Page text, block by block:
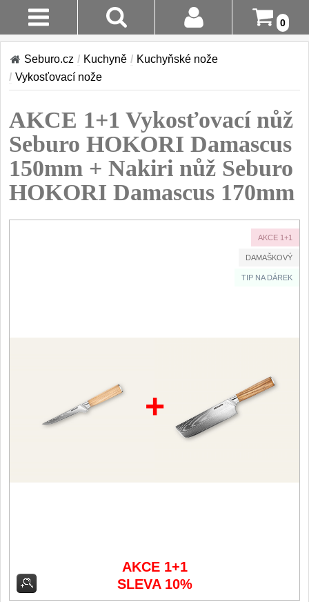
0
Stav
Objednávky
Platba
Vrácení Do
14 Dnů
Reklamace
KUCHYNĚ
Sady kuchyňských nožů9
Šéfkuchařské nože30
Univerzální nože
Nože na ovoce a zeleninu43
Santoku nože
Doplňky k nožům
Seburo.cz / Kuchyně / Kuchyňské nože
/ Vykosťovací nože
AKCE 1+1 Vykosťovací nůž
Seburo HOKORI Damascus
150mm + Nakiri nůž Seburo
HOKORI Damascus 170mm
AKCE 1+1
DAMAŠKOVÝ
TIP NA DÁREK
+
AKCE 1+1
SLEVA 10%